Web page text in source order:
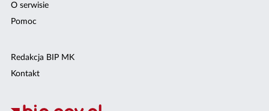
O serwisie
Pomoc
Redakcja BIP MK
Kontakt